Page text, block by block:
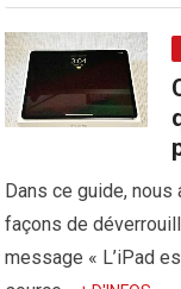
Dans ce guide,
façons de
message « L’iPad